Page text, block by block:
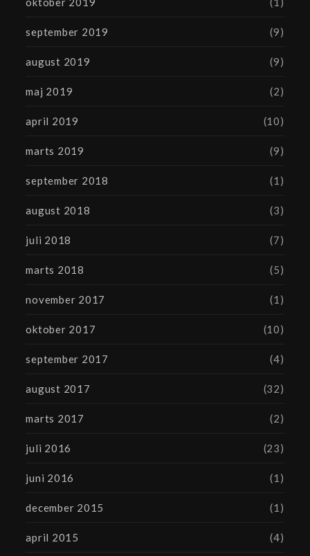
september 2019 (9)
august 2019 (9)
maj 2019 (2)
april 2019 (10)
marts 2019 (9)
september 2018 (1)
august 2018 (3)
juli 2018 (7)
marts 2018 (5)
november 2017 (1)
oktober 2017 (10)
september 2017 (4)
august 2017 (32)
marts 2017 (2)
juli 2016 (23)
juni 2016 (1)
december 2015 (1)
april 2015 (4)